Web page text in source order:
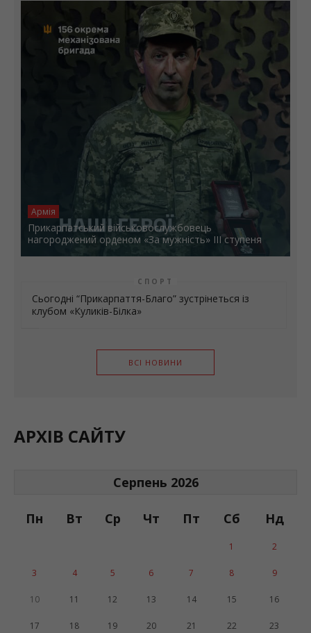
Армія
Прикарпатський військовослужбовець
нагороджений орденом «За мужність» ІІІ ступеня
СПОРТ
Сьогодні “Прикарпаття-Благо” зустрінеться із
клубом «Куликів-Білка»
ВСІ НОВИНИ
АРХІВ САЙТУ
Серпень 2026
Пн Вт Ср Чт Пт Сб Нд
1 2
3 4 5 6 7 8 9
10 11 12 13 14 15 16
17 18 19 20 21 22 23